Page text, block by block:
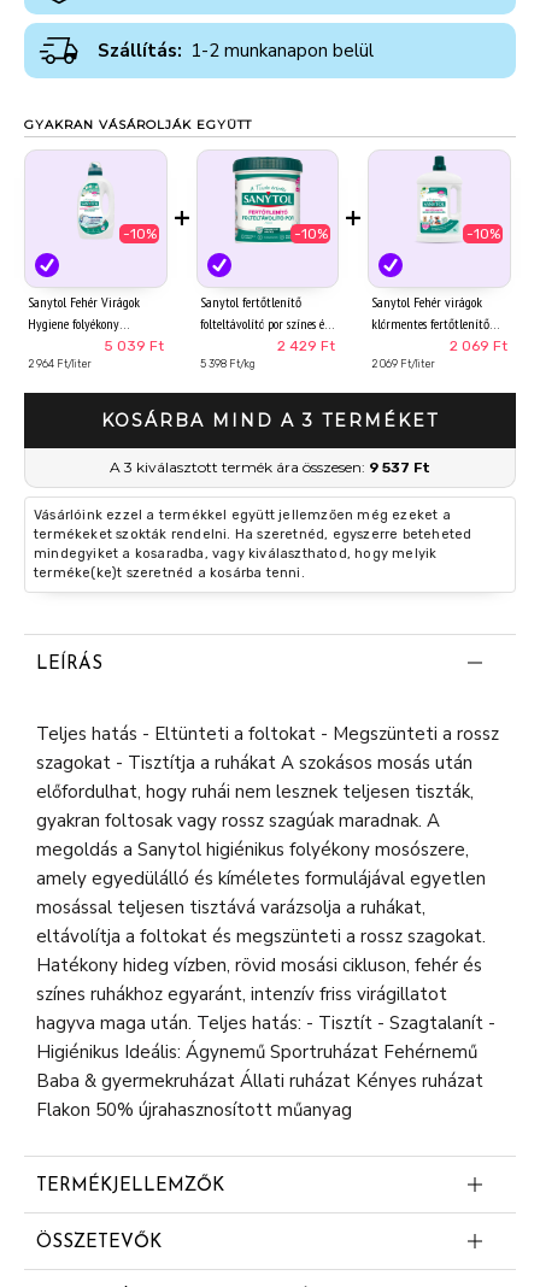
Szállítás: 1-2 munkanapon belül
GYAKRAN VÁSÁROLJÁK EGYÜTT
-10%
Sanytol Fehér Virágok
Hygiene folyékony
mosószer 34 mosás 1,70 l
5 039 Ft
2 964 Ft/liter
+
-10%
Sanytol fertőtlenítő
folteltávolító por színes és
fehér ruhákhoz 450 g
2 429 Ft
5 398 Ft/kg
+
-10%
Sanytol Fehér virágok
klórmentes fertőtlenítő
mosószeradalék 1 l2 069 Ft
2 069 Ft/liter
KOSÁRBA MIND A 3 TERMÉKET
A 3 kiválasztott termék ára összesen: 9 537 Ft
Vásárlóink ezzel a termékkel együtt jellemzően még ezeket a
termékeket szokták rendelni. Ha szeretnéd, egyszerre beteheted
mindegyiket a kosaradba, vagy kiválaszthatod, hogy melyik
terméke(ke)t szeretnéd a kosárba tenni.
LEÍRÁS
Teljes hatás - Eltünteti a foltokat - Megszünteti a rossz
szagokat - Tisztítja a ruhákat A szokásos mosás után
előfordulhat, hogy ruhái nem lesznek teljesen tiszták,
gyakran foltosak vagy rossz szagúak maradnak. A
megoldás a Sanytol higiénikus folyékony mosószere,
amely egyedülálló és kíméletes formulájával egyetlen
mosással teljesen tisztává varázsolja a ruhákat,
eltávolítja a foltokat és megszünteti a rossz szagokat.
Hatékony hideg vízben, rövid mosási cikluson, fehér és
színes ruhákhoz egyaránt, intenzív friss virágillatot
hagyva maga után. Teljes hatás: - Tisztít - Szagtalanít -
Higiénikus Ideális: Ágynemű Sportruházat Fehérnemű
Baba & gyermekruházat Állati ruházat Kényes ruházat
Flakon 50% újrahasznosított műanyag
TERMÉKJELLEMZŐK
Higiénikus hatás
Tisztít szagtalanít higiénikus
ÖSSZETEVŐK